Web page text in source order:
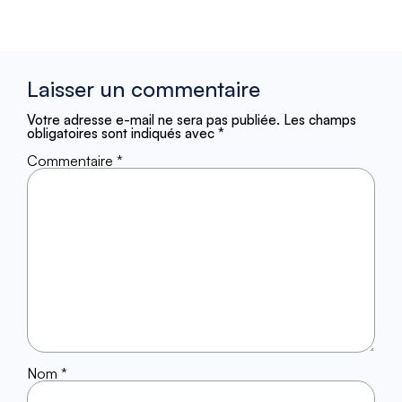
Laisser un commentaire
Votre adresse e-mail ne sera pas publiée. Les champs
obligatoires sont indiqués avec *
Commentaire *
Nom *